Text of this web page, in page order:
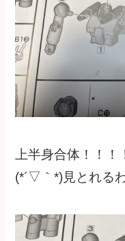
上半身合体！！
(*´▽｀*)見とれる